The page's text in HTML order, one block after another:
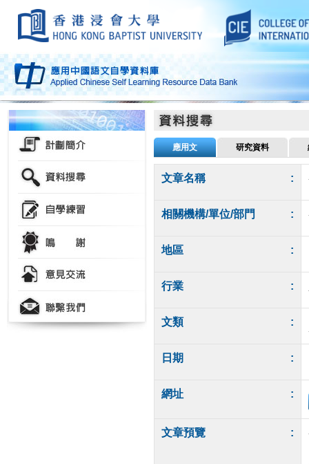
應用文 研究資料
文章名稱 :
相關機構/單位/部門 :
地區 :
行業 :
文類 :
日期 :
網址 :
文章預覽 :